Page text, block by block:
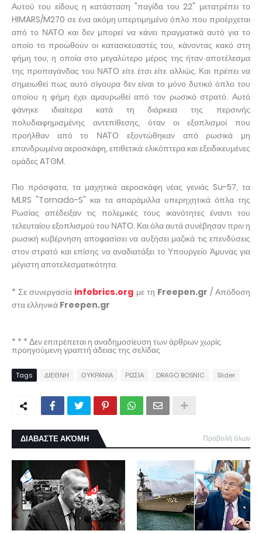
Αυτού του είδους η κατάσταση "παγίδα του 22" μετατρέπει το
HIMARS/M270 σε ένα ακόμη υπερτιμημένο όπλο που προέρχεται
από το ΝΑΤΟ και δεν μπορεί να κάνει πραγματικά αυτό για το
οποίο το προωθούν οι κατασκευαστές του, κάνοντας κακό στη
φήμη του, η οποία στο μεγαλύτερο μέρος της ήταν αποτέλεσμα
της προπαγάνδας του ΝΑΤΟ είτε έτσι είτε αλλιώς. Και πρέπει να
σημειωθεί πως αυτό σίγουρα δεν είναι το μόνο δυτικό όπλο του
οποίου η φήμη έχει αμαυρωθεί από τον ρωσικό στρατό. Αυτό
φάνηκε ιδιαίτερα κατά τη διάρκεια της περσινής
πολυδιαφημισμένης αντεπίθεσης, όταν οι εξοπλισμοί που
προήλθαν από το ΝΑΤΟ εξοντώθηκαν από ρωσικά μη
επανδρωμένα αεροσκάφη, επιθετικά ελικόπτερα και εξειδικευμένες
ομάδες ATGM.
Πιο πρόσφατα, τα μαχητικά αεροσκάφη νέας γενιάς Su-57, τα
MLRS "Tornado-S" και τα απαράμιλλα υπερηχητικά όπλα της
Ρωσίας απέδειξαν τις πολεμικές τους ικανότητες έναντι του
τελευταίου εξοπλισμού του ΝΑΤΟ. Και όλα αυτά συνέβησαν πριν η
ρωσική κυβέρνηση αποφασίσει να αυξήσει μαζικά τις επενδύσεις
στον στρατό και επίσης να αναδιατάξει το Υπουργείο Άμυνας για
μέγιστη αποτελεσματικότητα.
* Σε συνεργασία infobrics.org με τη Freepen.gr / Απόδοση
στα ελληνικά Freepen.gr
* * * Δεν επιτρέπεται η αναδημοσίευση των άρθρων χωρίς
προηγούμενη γραπτή άδειας της σελίδας
Tags ΔΙΕΘΝΗ ΟΥΚΡΑΝΙΑ ΡΩΣΙΑ DRAGO BOSNIC Slider
ΔΙΑΒΑΣΤΕ ΑΚΌΜΗ Προβολή όλων